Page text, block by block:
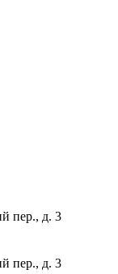
пер., д. 3
пер., д. 3